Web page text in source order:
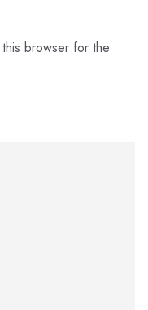
browser for the